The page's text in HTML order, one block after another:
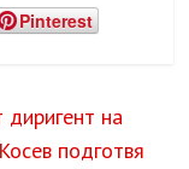
Pinterest
на
подготвя